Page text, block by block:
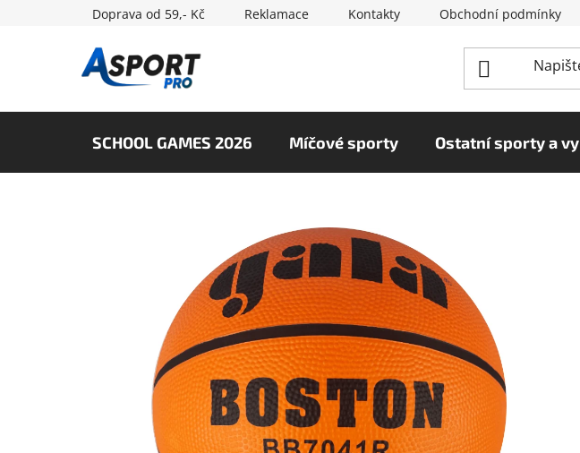
Doprava od 59,- Kč Reklamace Kontakty Obchodní podmínky
SCHOOL GAMES 2026 Míčové sporty Ostatní sporty a